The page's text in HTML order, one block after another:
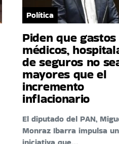
Política
Piden que gastos
médicos,
de seguros no
mayores que el
incremento
inflacionario
El diputado del PAN,
Monraz Ibarra impulsa